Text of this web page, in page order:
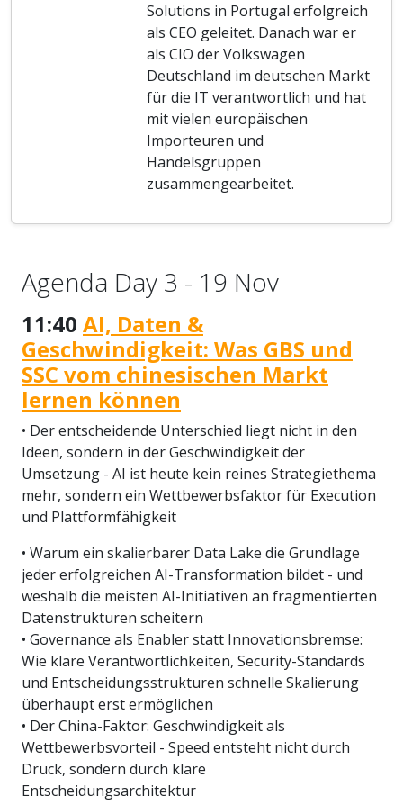
Solutions in Portugal erfolgreich
als CEO geleitet. Danach war er
als CIO der Volkswagen
Deutschland im deutschen Markt
für die IT verantwortlich und hat
mit vielen europäischen
Importeuren und
Handelsgruppen
zusammengearbeitet.
Agenda Day 3 - 19 Nov
11:40 AI, Daten &
Geschwindigkeit: Was GBS und
SSC vom chinesischen Markt
lernen können
• Der entscheidende Unterschied liegt nicht in den
Ideen, sondern in der Geschwindigkeit der
Umsetzung - AI ist heute kein reines Strategiethema
mehr, sondern ein Wettbewerbsfaktor für Execution
und Plattformfähigkeit
• Warum ein skalierbarer Data Lake die Grundlage
jeder erfolgreichen AI-Transformation bildet - und
weshalb die meisten AI-Initiativen an fragmentierten
Datenstrukturen scheitern
• Governance als Enabler statt Innovationsbremse:
Wie klare Verantwortlichkeiten, Security-Standards
und Entscheidungsstrukturen schnelle Skalierung
überhaupt erst ermöglichen
• Der China-Faktor: Geschwindigkeit als
Wettbewerbsvorteil - Speed entsteht nicht durch
Druck, sondern durch klare
Entscheidungsarchitektur